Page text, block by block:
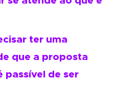
ter uma
que a proposta
passível de ser